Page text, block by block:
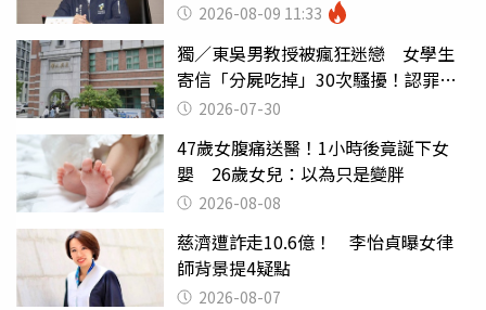
2026-08-09 11:33
獨／東吳男教授被瘋狂迷戀 女學生
寄信「分屍吃掉」30次騷擾！認罪免
關 2026-07-30
47歲女腹痛送醫！1小時後竟誕下女
嬰 26歲女兒：以為只是變胖
2026-08-08
慈濟遭詐走10.6億！ 李怡貞曝女律
師背景提4疑點
2026-08-07